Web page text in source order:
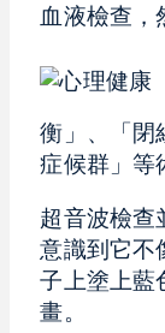
血液檢查，
衡」、「閉
症候群」等
超音波檢查
意識到它不
子上塗上藍
畫。